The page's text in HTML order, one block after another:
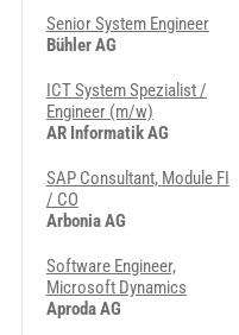
Senior System Engineer
Bühler AG
ICT System Spezialist /
Engineer (m/w)
AR Informatik AG
SAP Consultant, Module FI
/ CO
Arbonia AG
Software Engineer,
Microsoft Dynamics
Aproda AG